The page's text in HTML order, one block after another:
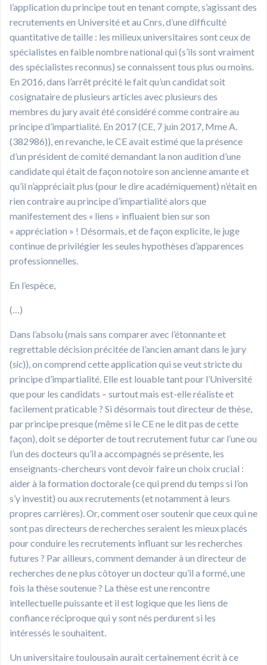
l’application du principe tout en tenant compte, s’agissant des
recrutements en Université et au Cnrs, d’une difficulté
quantitative de taille : les milieux universitaires sont ceux de
spécialistes en faible nombre national qui (s’ils sont vraiment
des spécialistes reconnus) se connaissent tous plus ou moins.
En 2016, dans l’arrêt précité le fait qu’un candidat soit
cosignataire de plusieurs articles avec plusieurs des
membres du jury avait été considéré comme contraire au
principe d’impartialité. En 2017 (CE, 7 juin 2017, Mme A.
(382986)), en revanche, le CE avait estimé que la présence
d’un président de comité demandant la non audition d’une
candidate qui était de façon notoire son ancienne amante et
qu’il n’appréciait plus (pour le dire académiquement) n’était en
rien contraire au principe d’impartialité alors que
manifestement des « liens » influaient bien sur son
« appréciation » ! Désormais, et de façon explicite, le juge
continue de privilégier les seules hypothèses d’apparences
professionnelles.
En l’espèce,
(…)
Dans l’absolu (mais sans comparer avec l’étonnante et
regrettable décision précitée de l’ancien amant dans le jury
(sic)), on comprend cette application qui se veut stricte du
principe d’impartialité. Elle est louable tant pour l’Université
que pour les candidats – surtout mais est-elle réaliste et
facilement praticable ? Si désormais tout directeur de thèse,
par principe presque (même si le CE ne le dit pas de cette
façon), doit se déporter de tout recrutement futur car l’une ou
l’un des docteurs qu’il a accompagnés se présente, les
enseignants-chercheurs vont devoir faire un choix crucial :
aider à la formation doctorale (ce qui prend du temps si l’on
s’y investit) ou aux recrutements (et notamment à leurs
propres carrières). Or, comment oser soutenir que ceux qui ne
sont pas directeurs de recherches seraient les mieux placés
pour conduire les recrutements influant sur les recherches
futures ? Par ailleurs, comment demander à un directeur de
recherches de ne plus côtoyer un docteur qu’il a formé, une
fois la thèse soutenue ? La thèse est une rencontre
intellectuelle puissante et il est logique que les liens de
confiance réciproque qui y sont nés perdurent si les
intéressés le souhaitent.
Un universitaire toulousain aurait certainement écrit à ce